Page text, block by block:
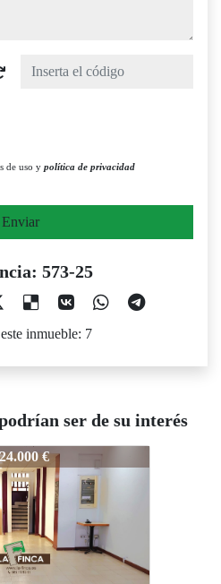
de uso y política de privacidad
Enviar
573-25
inmueble: 7
ser de su interés
139.000 €